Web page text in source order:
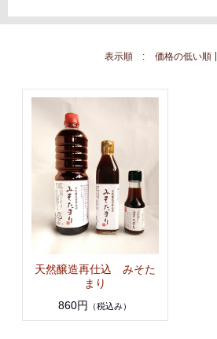
表示順 : 価格の低い順
天然醸造再仕込 みそた
まり
860円
（税込み）